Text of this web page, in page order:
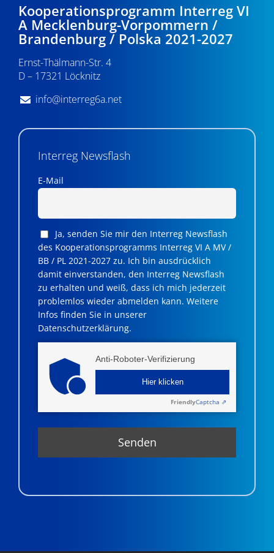
Kooperationsprogramm Interreg VI
A Mecklenburg-Vorpommern /
Brandenburg / Polska 2021-2027
Ernst-Thälmann-Str. 4
D – 17321 Löcknitz
info@interreg6a.net
Interreg Newsflash
E-Mail
Ja, senden Sie mir den Interreg Newsflash
des Kooperationsprogramms Interreg VI A MV /
BB / PL 2021-2027 zu. Ich bin ausdrücklich
damit einverstanden, den Interreg Newsflash
zu erhalten und weiß, dass ich mich jederzeit
problemlos wieder abmelden kann. Weitere
Infos finden Sie in unserer
Datenschutzerklärung.
Anti-Roboter-Verifizierung
Hier klicken
FriendlyCaptcha ⇗